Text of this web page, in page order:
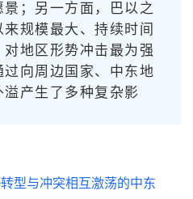
；另一方面，巴以之
规模最大、持续时间
地区形势冲击最为强
向周边国家、中东地
产生了多种复杂影